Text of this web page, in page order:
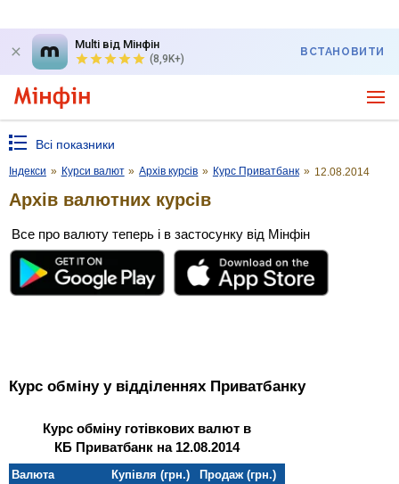
Multi від Мінфін
(8,9K+)
ВСТАНОВИТИ
Всі показники
Індекси » Курси валют » Архів курсів » Курс Приватбанк » 12.08.2014
Архів валютних курсів
Все про валюту теперь і в застосунку від Мінфін
Курс обміну у відділеннях Приватбанку
Курс обміну готівкових валют в
КБ Приватбанк на 12.08.2014
Валюта Купівля (грн.)
Продаж (грн.)